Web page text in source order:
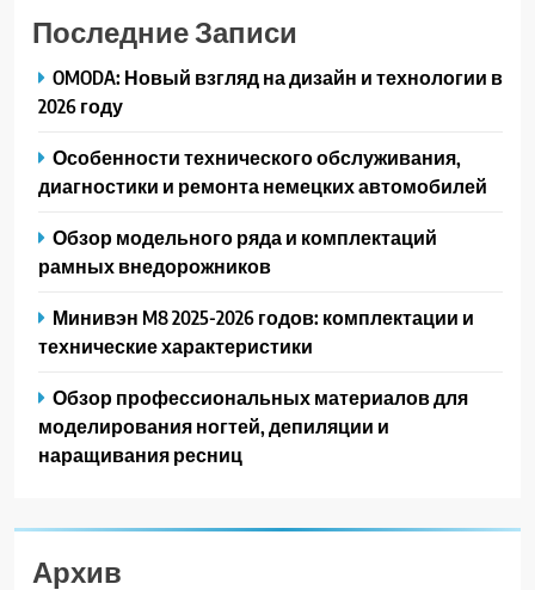
Последние Записи
OMODA: Новый взгляд на дизайн и технологии в
2026 году
Особенности технического обслуживания,
диагностики и ремонта немецких автомобилей
Обзор модельного ряда и комплектаций
рамных внедорожников
Минивэн M8 2025-2026 годов: комплектации и
технические характеристики
Обзор профессиональных материалов для
моделирования ногтей, депиляции и
наращивания ресниц
Архив